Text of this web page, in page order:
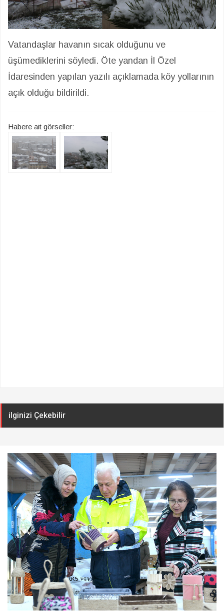
Vatandaşlar havanın sıcak olduğunu ve
üşümediklerini söyledi. Öte yandan İl Özel
İdaresinden yapılan yazılı açıklamada köy yollarının
açık olduğu bildirildi.
Habere ait görseller:
ilginizi Çekebilir